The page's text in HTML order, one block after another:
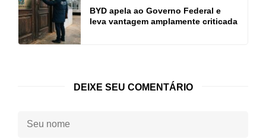
BYD apela ao Governo Federal e
leva vantagem amplamente criticada
DEIXE SEU COMENTÁRIO
Seu
nome: